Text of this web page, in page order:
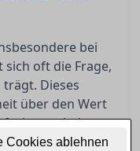
Cookies ablehnen
bei
oft die Frage,
Dieses
über den Wert
was bei
größere